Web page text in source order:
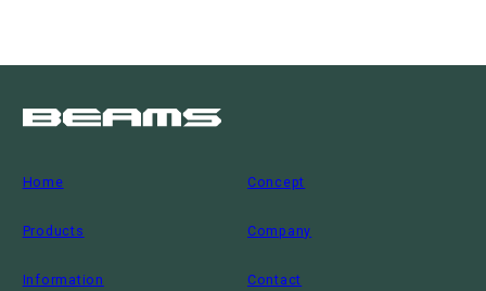
Home Concept
Products Company
Information Contact